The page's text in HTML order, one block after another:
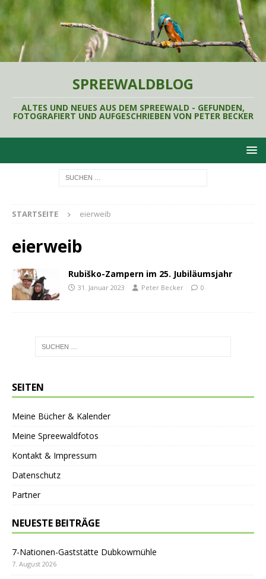
SPREEWALDBLOG
ALTES UND NEUES AUS DEM SPREEWALD - GEFUNDEN,
FOTOGRAFIERT UND AUFGESCHRIEBEN VON PETER BECKER
STARTSEITE eierweib
eierweib
Rubiško-Zampern im 25. Jubiläumsjahr
31. Januar 2023 Peter Becker 0
SEITEN
Meine Bücher & Kalender
Meine Spreewaldfotos
Kontakt & Impressum
Datenschutz
Partner
NEUESTE BEITRÄGE
7-Nationen-Gaststätte Dubkowmühle
7. August 2026